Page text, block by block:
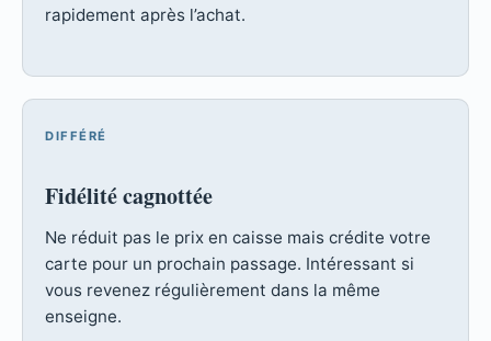
rapidement après l’achat.
DIFFÉRÉ
Fidélité cagnottée
Ne réduit pas le prix en caisse mais crédite votre
carte pour un prochain passage. Intéressant si
vous revenez régulièrement dans la même
enseigne.